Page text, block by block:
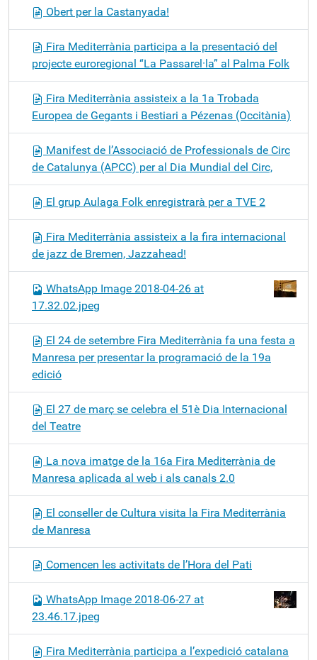
Obert per la Castanyada!
Fira Mediterrània participa a la presentació del
projecte euroregional “La Passarel·la” al Palma Folk
Fira Mediterrània assisteix a la 1a Trobada
Europea de Gegants i Bestiari a Pézenas (Occitània)
Manifest de l’Associació de Professionals de Circ
de Catalunya (APCC) per al Dia Mundial del Circ,
El grup Aulaga Folk enregistrarà per a TVE 2
Fira Mediterrània assisteix a la fira internacional
de jazz de Bremen, Jazzahead!
WhatsApp Image 2018-04-26 at
17.32.02.jpeg
El 24 de setembre Fira Mediterrània fa una festa a
Manresa per presentar la programació de la 19a
edició
El 27 de març se celebra el 51è Dia Internacional
del Teatre
La nova imatge de la 16a Fira Mediterrània de
Manresa aplicada al web i als canals 2.0
El conseller de Cultura visita la Fira Mediterrània
de Manresa
Comencen les activitats de l’Hora del Pati
WhatsApp Image 2018-06-27 at
23.46.17.jpeg
Fira Mediterrània participa a l’expedició catalana